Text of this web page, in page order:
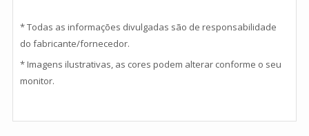
* Todas as informações divulgadas são de responsabilidade
do fabricante/fornecedor.
* Imagens ilustrativas, as cores podem alterar conforme o seu
monitor.